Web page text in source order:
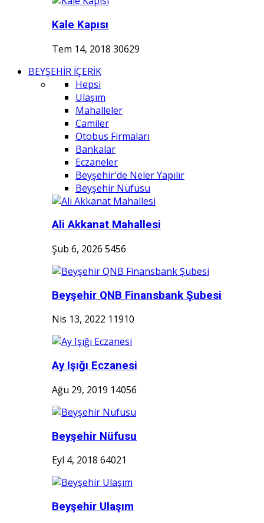
Kale Kapısı
Tem 14, 2018 30629
BEYŞEHİR İÇERİK
Hepsi
Ulaşım
Mahalleler
Camiler
Otobüs Firmaları
Bankalar
Eczaneler
Beyşehir'de Neler Yapılır
Beyşehir Nüfusu
Ali Akkanat Mahallesi
Şub 6, 2026 5456
Beyşehir QNB Finansbank Şubesi
Nis 13, 2022 11910
Ay Işığı Eczanesi
Ağu 29, 2019 14056
Beyşehir Nüfusu
Eyl 4, 2018 64021
Beyşehir Ulaşım